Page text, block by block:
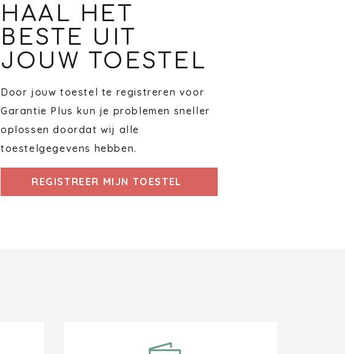
HAAL HET
BESTE UIT
JOUW TOESTEL
Door jouw toestel te registreren voor
Garantie Plus kun je problemen sneller
oplossen doordat wij alle
toestelgegevens hebben.
REGISTREER MIJN TOESTEL